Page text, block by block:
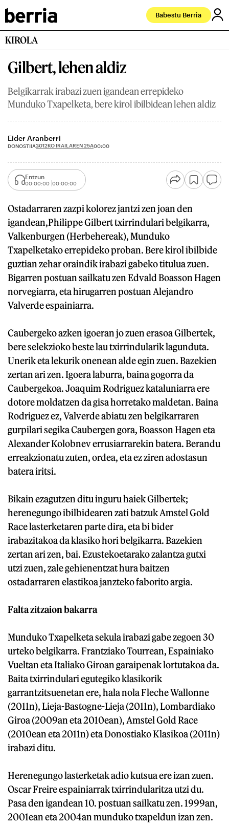
Babestu Berria
KIROLA
Gilbert, lehen aldiz
Belgikarrak irabazi zuen igandean errepideko
Munduko Txapelketa, bere kirol ibilbidean lehen aldiz
Eider Aranberri
DONOSTIIA2012KO IRAILAREN 25A00:00
Entzun
00:00:00 00:00:00
Ostadarraren zazpi kolorez jantzi zen joan den
igandean,Philippe Gilbert txirrindulari belgikarra,
Valkenburgen (Herbehereak), Munduko
Txapelketako errepideko proban. Bere kirol ibilbide
guztian zehar oraindik irabazi gabeko titulua zuen.
Bigarren postuan sailkatu zen Edvald Boasson Hagen
norvegiarra, eta hirugarren postuan Alejandro
Valverde espainiarra.
Caubergeko azken igoeran jo zuen erasoa Gilbertek,
bere selekzioko beste lau txirrindularik lagunduta.
Unerik eta lekurik onenean alde egin zuen. Bazekien
zertan ari zen. Igoera laburra, baina gogorra da
Caubergekoa. Joaquim Rodriguez kataluniarra ere
dotore moldatzen da gisa horretako maldetan. Baina
Rodriguez ez, Valverde abiatu zen belgikarraren
gurpilari segika Caubergen gora, Boasson Hagen eta
Alexander Kolobnev errusiarrarekin batera. Berandu
erreakzionatu zuten, ordea, eta ez ziren adostasun
batera iritsi.
Bikain ezagutzen ditu inguru haiek Gilbertek;
herenegungo ibilbidearen zati batzuk Amstel Gold
Race lasterketaren parte dira, eta bi bider
irabazitakoa da klasiko hori belgikarra. Bazekien
zertan ari zen, bai. Ezustekoetarako zalantza gutxi
utzi zuen, zale gehienentzat hura baitzen
ostadarraren elastikoa janzteko faborito argia.
Falta zitzaion bakarra
Munduko Txapelketa sekula irabazi gabe zegoen 30
urteko belgikarra. Frantziako Tourrean, Espainiako
Vueltan eta Italiako Giroan garaipenak lortutakoa da.
Baita txirrindulari egutegiko klasikorik
garrantzitsuenetan ere, hala nola Fleche Wallonne
(2011n), Lieja-Bastogne-Lieja (2011n), Lombardiako
Giroa (2009an eta 2010ean), Amstel Gold Race
(2010ean eta 2011n) eta Donostiako Klasikoa (2011n)
irabazi ditu.
Herenegungo lasterketak adio kutsua ere izan zuen.
Oscar Freire espainiarrak txirrindularitza utzi du.
Pasa den igandean 10. postuan sailkatu zen. 1999an,
2001ean eta 2004an munduko txapeldun izan zen.